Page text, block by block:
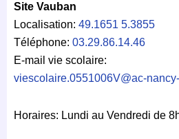
Site Vauban
Localisation: 49.1651 5.3855
Téléphone: 03.29.86.14.46
E-mail vie scolaire:
viescolaire.0551006V@ac-nancy-
Horaires: Lundi au Vendredi de